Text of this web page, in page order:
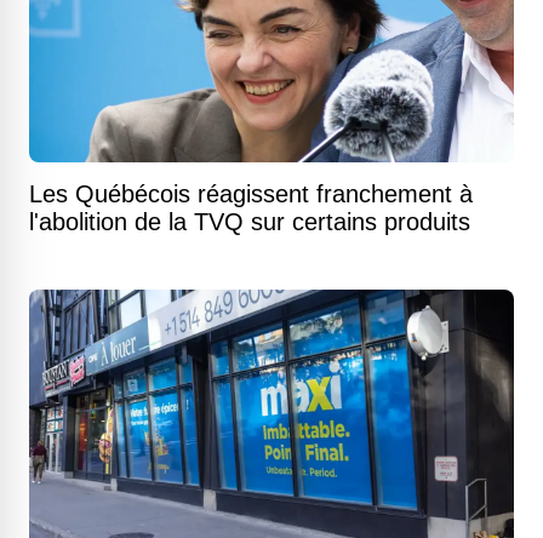
Les Québécois réagissent franchement à
l'abolition de la TVQ sur certains produits